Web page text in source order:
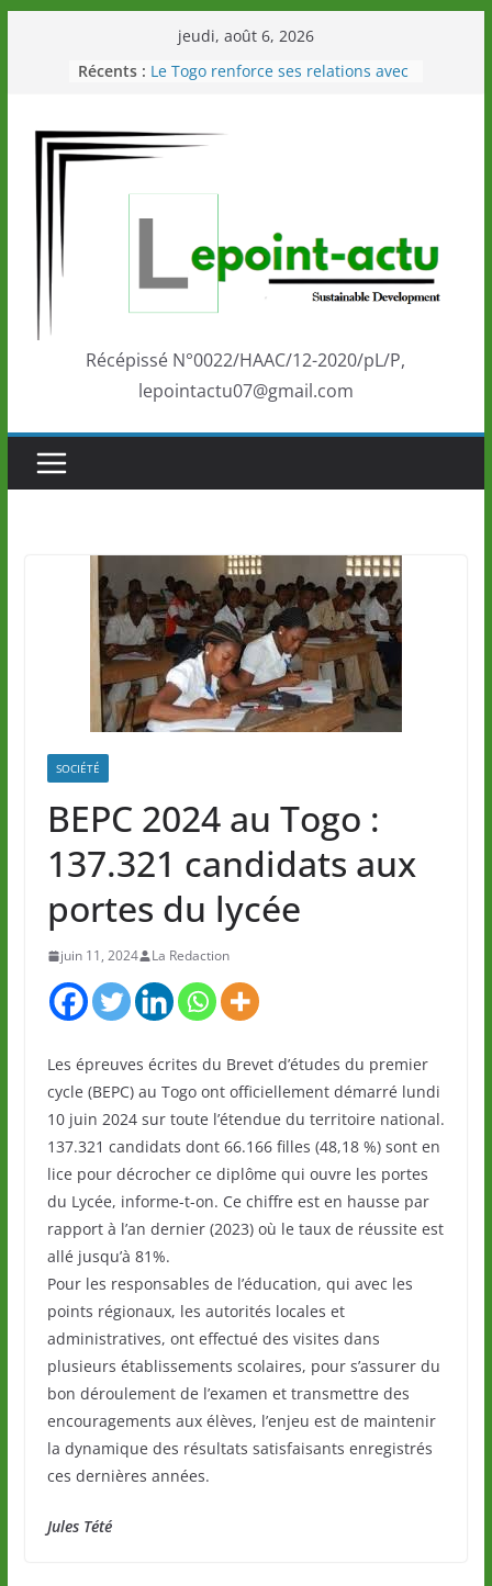
jeudi, août 6, 2026
Récents : Le Togo renforce ses relations avec
Éléphants en Côte d’Ivoire
LOTO DETENTE”, un nouveau tirage
marque de confiance au Togo sur
la scène internationale au-delà des
performances de ses athlètes
Togo: Que retenir de la politique
éducation et de l’ambition de
Récépissé N°0022/HAAC/12-2020/pL/P,
lepointactu07@gmail.com
SOCIÉTÉ
BEPC 2024 au Togo :
137.321 candidats aux
portes du lycée
juin 11, 2024 La Redaction
Les épreuves écrites du Brevet d’études du premier
cycle (BEPC) au Togo ont officiellement démarré lundi
10 juin 2024 sur toute l’étendue du territoire national.
137.321 candidats dont 66.166 filles (48,18 %) sont en
lice pour décrocher ce diplôme qui ouvre les portes
du Lycée, informe-t-on. Ce chiffre est en hausse par
rapport à l’an dernier (2023) où le taux de réussite est
allé jusqu’à 81%.
Pour les responsables de l’éducation, qui avec les
points régionaux, les autorités locales et
administratives, ont effectué des visites dans
plusieurs établissements scolaires, pour s’assurer du
bon déroulement de l’examen et transmettre des
encouragements aux élèves, l’enjeu est de maintenir
la dynamique des résultats satisfaisants enregistrés
ces dernières années.
Jules Tété